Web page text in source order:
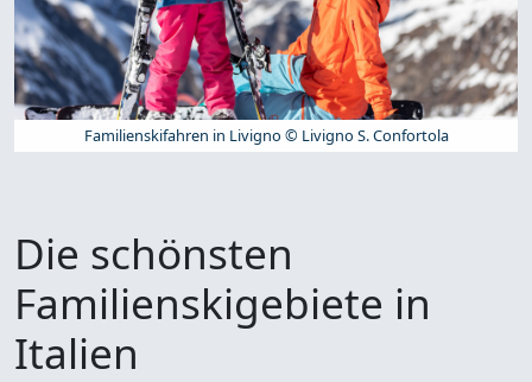
Familienskifahren in Livigno © Livigno S. Confortola
Die schönsten
Familienskigebiete in
Italien